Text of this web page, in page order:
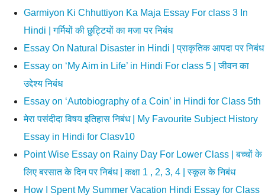
Garmiyon Ki Chhuttiyon Ka Maja Essay For class 3 In
Hindi | गर्मियों की छुट्टियों का मजा पर निबंध
Essay On Natural Disaster in Hindi | प्राकृतिक आपदा पर निबंध
Essay on ‘My Aim in Life’ in Hindi For class 5 | जीवन का
उद्देश्य निबंध
Essay on ‘Autobiography of a Coin’ in Hindi for Class 5th
मेरा पसंदीदा विषय इतिहास निबंध | My Favourite Subject History
Essay in Hindi for Clasv10
Point Wise Essay on Rainy Day For Lower Class | बच्चों के
लिए बरसात के दिन पर निबंध | कक्षा 1 , 2, 3, 4 | स्कूल के निबंध
How I Spent My Summer Vacation Hindi Essay for Class